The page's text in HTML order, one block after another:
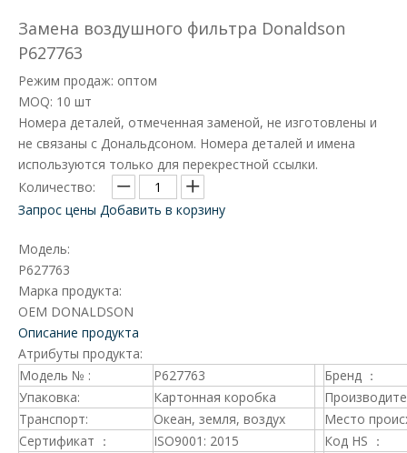
Замена воздушного фильтра Donaldson
P627763
Режим продаж: оптом
MOQ: 10 шт
Номера деталей, отмеченная заменой, не изготовлены и
не связаны с Дональдсоном. Номера деталей и имена
используются только для перекрестной ссылки.
Количество:
Запрос цены Добавить в корзину
Модель:
P627763
Марка продукта:
OEM DONALDSON
Описание продукта
Атрибуты продукта:
Модель № :
P627763
Бренд ：
Упаковка:
Картонная коробка
Транспорт:
Океан, земля, воздух
Место
Сертификат ：
ISO9001: 2015
Код HS ：